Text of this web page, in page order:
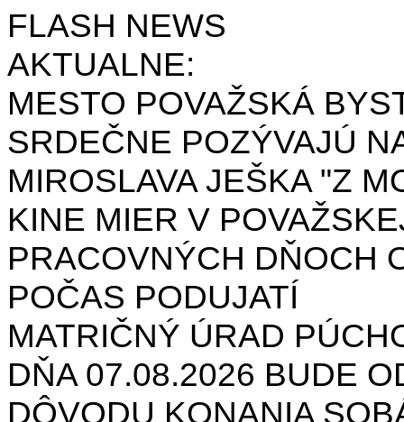
FLASH NEWS
AKTUALNE:
MESTO POVAŽSKÁ
SRDEČNE POZÝVAJÚ
MIROSLAVA JEŠKA "Z
KINE MIER V
PRACOVNÝCH DŇOCH
POČAS PODUJATÍ
MATRIČNÝ ÚRAD
DŇA 07.08.2026 BUDE
DÔVODU KONANIA